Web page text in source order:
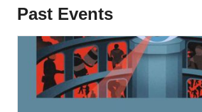
Past Events